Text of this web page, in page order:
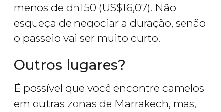
menos de dh150 (US$16,07). Não
esqueça de negociar a duração, senão
o passeio vai ser muito curto.
Outros lugares?
É possível que você encontre camelos
em outras zonas de Marrakech, mas,